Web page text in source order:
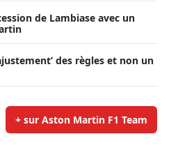
de Lambiase avec un
des règles et non un
+ sur Aston Martin F1 Team